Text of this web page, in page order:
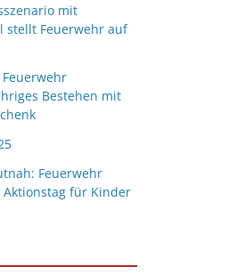
mit
stellt Feuerwehr auf
Bestehen mit
Feuerwehr
für Kinder